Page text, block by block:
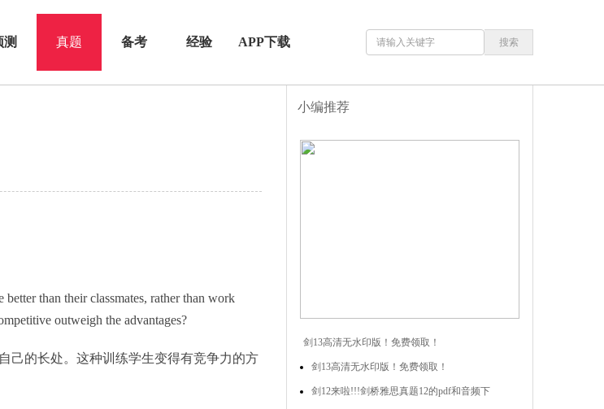
测 真题 备考 经验 APP下载 搜索
than their classmates, rather than work
outweigh the advantages?
己的长处。这种训练学生变得有竞争力的方
小编推荐
剑13高清无水印版！免费领取！
剑13高清无水印版！免费领取！
剑12来啦!!!剑桥雅思真题12的pdf和音频下